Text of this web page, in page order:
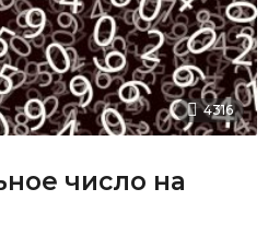
4316
число на